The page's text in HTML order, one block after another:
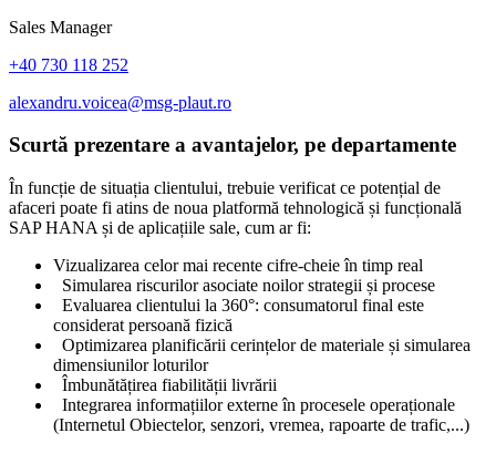
Sales Manager
+40 730 118 252
alexandru.voicea@msg-plaut.ro
Scurtă prezentare a avantajelor, pe departamente
În funcție de situația clientului, trebuie verificat ce potențial de
afaceri poate fi atins de noua platformă tehnologică și funcțională
SAP HANA și de aplicațiile sale, cum ar fi:
Vizualizarea celor mai recente cifre-cheie în timp real
Simularea riscurilor asociate noilor strategii și procese
Evaluarea clientului la 360°: consumatorul final este
considerat persoană fizică
Optimizarea planificării cerințelor de materiale și simularea
dimensiunilor loturilor
Îmbunătățirea fiabilității livrării
Integrarea informațiilor externe în procesele operaționale
(Internetul Obiectelor, senzori, vremea, rapoarte de trafic,...)